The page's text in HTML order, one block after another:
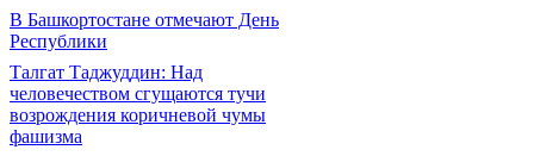
В Башкортостане отмечают День
Республики
Талгат Таджуддин: Над
человечеством сгущаются тучи
возрождения коричневой чумы
фашизма